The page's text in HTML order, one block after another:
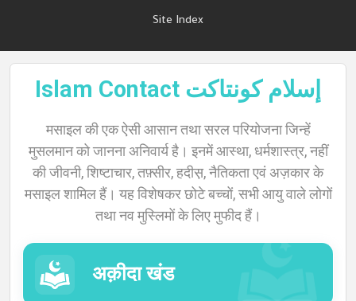
Site Index
Islam Contact إسلام كونتاكت
मसाइल की एक ऐसी आसान तथा सरल परियोजना जिन्हें
मुसलमान को जानना अनिवार्य है। इनमें आस्था, धर्मशास्त्र, नहीं
की जीवनी, शिष्टाचार, तफ़्सीर, हदीस़, नैतिकता एवं अज़कार के
मसाइल शामिल हैं। यह विशेषकर छोटे बच्चों, सभी आयु वाले लोगों
तथा नव मुस्लिमों के लिए मुफीद हैं।
अक़ीदा खंड